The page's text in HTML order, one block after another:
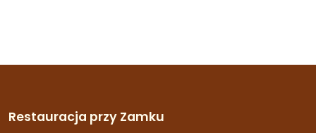
Restauracja przy Zamku